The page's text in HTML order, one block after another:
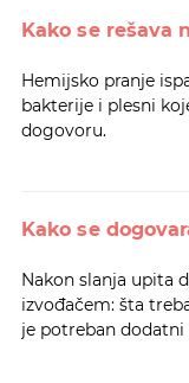
Kako se rešava
Hemijsko pranje
bakterije i plesni
dogovoru.
Kako se
Nakon slanja upita
izvođačem: šta
je potreban